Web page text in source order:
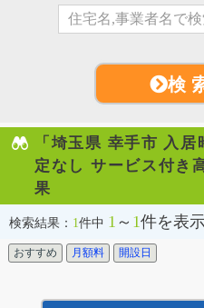
検
「埼玉県 幸手市 入
定なし サービス付き
果
検索結果： 1件中 1 ～ 1件を表
おすすめ 月額料 開設日